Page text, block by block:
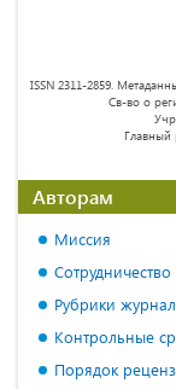
ISSN 2311-2859.
Св-во о
Главный
Авторам
Миссия
Сотрудничество
Рубрики
Контрольные
Порядок